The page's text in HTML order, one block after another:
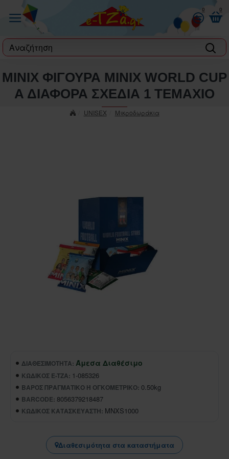
0 0
label
UNISEX Μικροδωράκια
MINIX ΦΙΓΟΥΡΑ MINIX WORLD CUP
A ΔΙΑΦΟΡΑ ΣΧΕΔΙΑ 1 ΤΕΜΑΧΙΟ
ΔΙΑΘΕΣΙΜΌΤΗΤΑ: Άμεσα Διαθέσιμο
ΚΩΔΙΚΌΣ E-TZA: 1-085326
ΒΆΡΟΣ ΠΡΑΓΜΑΤΙΚΌ Ή ΟΓΚΟΜΕΤΡΙΚΌ: 0.50kg
BARCODE: 8056379218487
ΚΩΔΙΚΌΣ ΚΑΤΑΣΚΕΥΑΣΤΉ: MNXS1000
Διαθεσιμότητα στα καταστήματα